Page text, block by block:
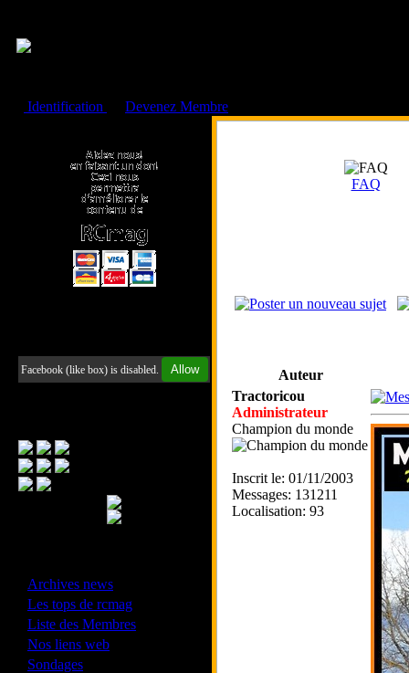
Identification
Devenez Membre
Facebook (like box) is disabled. Allow
Archives news
Les tops de rcmag
Liste des Membres
Nos liens web
Sondages
FAQ
Auteur
Tractoricou
Administrateur
Champion du monde
Inscrit le: 01/11/2003
Messages: 131211
Localisation: 93